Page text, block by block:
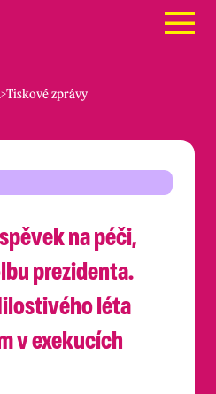
Menu
>Tiskové zprávy
na péči,
prezidenta.
léta
v exekucích